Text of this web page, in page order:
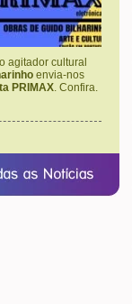
agitador cultural
envia-nos
PRIMAX. Confira.